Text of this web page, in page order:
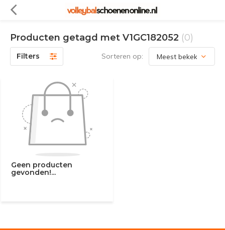
Producten getagd met V1GC182052 (0)
Filters Sorteren op:
Geen producten
gevonden!...